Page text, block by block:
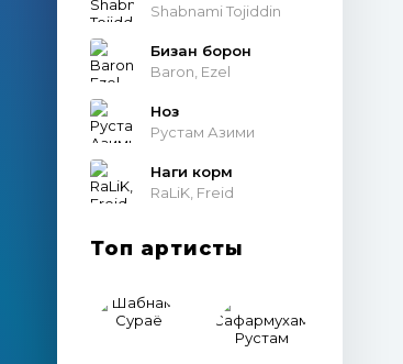
Shabnami Tojiddin
Бизан борон
Baron, Ezel
Ноз
Рустам Азими
Наги корм
RaLiK, Freid
Топ артисты